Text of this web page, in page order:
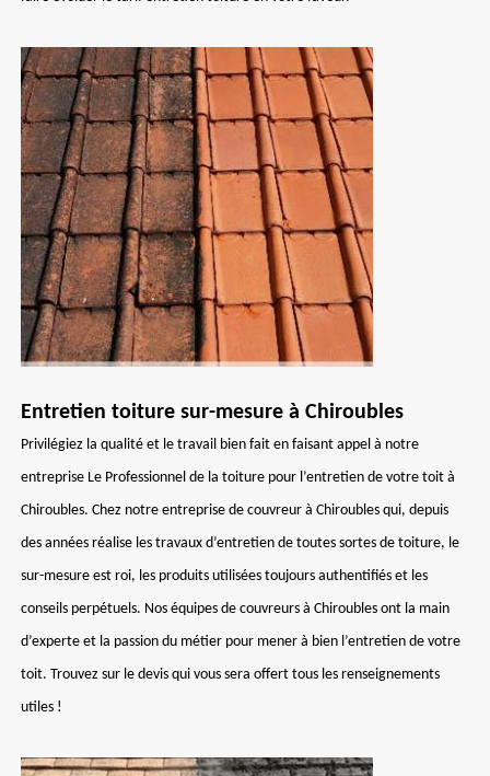
Entretien toiture sur-mesure à Chiroubles
Privilégiez la qualité et le travail bien fait en faisant appel à notre
entreprise Le Professionnel de la toiture pour l’entretien de votre toit à
Chiroubles. Chez notre entreprise de couvreur à Chiroubles qui, depuis
des années réalise les travaux d’entretien de toutes sortes de toiture, le
sur-mesure est roi, les produits utilisées toujours authentifiés et les
conseils perpétuels. Nos équipes de couvreurs à Chiroubles ont la main
d’experte et la passion du métier pour mener à bien l’entretien de votre
toit. Trouvez sur le devis qui vous sera offert tous les renseignements
utiles !